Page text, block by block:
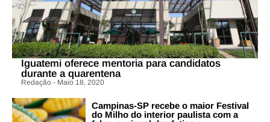
Iguatemi oferece mentoria para candidatos
durante a quarentena
Redação - Maio 18, 2020
Campinas-SP recebe o maior Festival
do Milho do interior paulista com a